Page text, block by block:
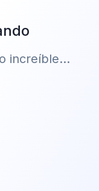
increíble...